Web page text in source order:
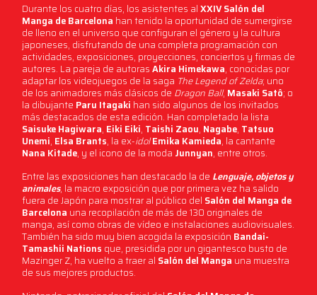
Durante los cuatro días, los asistentes alXXIV Salón del
Manga de Barcelona han tenido la oportunidad de sumergirse
de lleno en el universo que configuran el género y la cultura
japoneses, disfrutando de una completa programación con
actividades, exposiciones, proyecciones, conciertos y firmas de
autores. La pareja de autorasAkira Himekawa, conocidas por
adaptar los videojuegos de la saga The Legend of Zelda; uno
de los animadores más clásicos de Dragon Ball, Masaki Satô; o
la dibujante Paru Itagaki han sido algunos de los invitados
más destacados de esta edición. Han completado la lista
Saisuke Hagiwara, Eiki Eiki, Taishi Zaou, Nagabe, Tatsuo
Unemi, Elsa Brants, la ex-idolEmika Kamieda, la cantante
Nana Kitade, y el icono de la moda Junnyan, entre otros.
Entre las exposiciones han destacado la de Lenguaje, objetos y
animales, la macro exposición que por primera vez ha salido
fuera de Japón para mostrar al público del Salón del Manga de
Barcelona una recopilación de más de 130 originales de
manga, así como obras de vídeo e instalaciones audiovisuales.
También ha sido muy bien acogida la exposición Bandai-
Tamashii Nations que, presidida por un gigantesco busto de
Mazinger Z, ha vuelto a traer al Salón del Manga una muestra
de sus mejores productos.